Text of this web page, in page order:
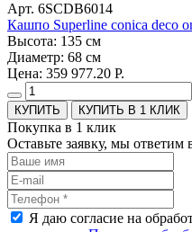
Арт. 6SCDB6014
Кашпо Superline conica deco
Высота: 135 см
Диаметр: 68 см
Цена: 359 977.20 Р.
КУПИТЬ В 1 КЛИК
Покупка в 1 клик
Оставьте заявку, мы
Я даю согласие на